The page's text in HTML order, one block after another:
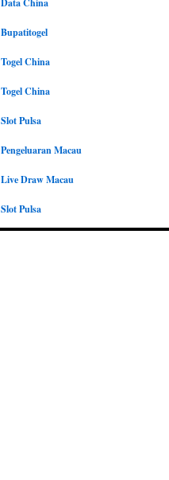
Data China
Bupatitogel
Togel China
Togel China
Slot Pulsa
Pengeluaran Macau
Live Draw Macau
Slot Pulsa